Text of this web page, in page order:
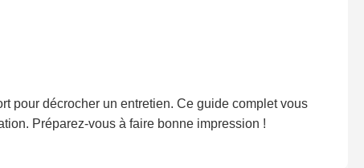
pour décrocher un entretien. Ce guide complet vous
Préparez-vous à faire bonne impression !